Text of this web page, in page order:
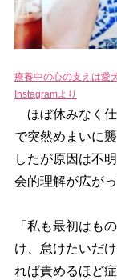
療養中の心の支えは愛
Instagramより
ほぼ休みなく仕
で突然めまいに
したが原因は不
会的理解が広が
「私も最初はも
け、怠けたいだ
れば責めるほど